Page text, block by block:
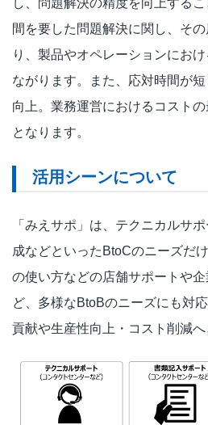
し、問題解決の精度を向上する
間を要した問題解決に関し、そ
り、製品やオペレーションにお
ながります。また、応対時間が
向上。業務運営におけるコスト
となります。
活用シーンについて
「みえサポ」は、テクニカルサ
成などといったBtoCのニーズだ
の使い方などの店舗サポートや
ど、多様なBtoBのニーズにも対
貢献や生産性向上・コスト削減へ